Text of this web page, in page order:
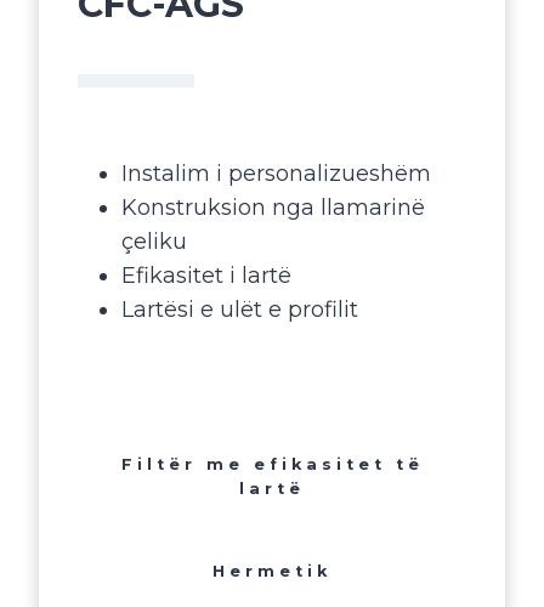
Instalim i personalizueshëm
Konstruksion nga llamarinë
çeliku
Efikasitet i lartë
Lartësi e ulët e profilit
Filtër me efikasitet të
lartë
Hermetik